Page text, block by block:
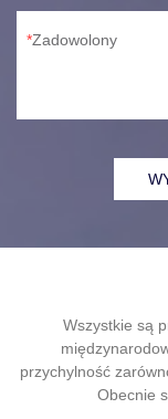
Zadowolony
Wszystkie są
przychylność
Obecnie